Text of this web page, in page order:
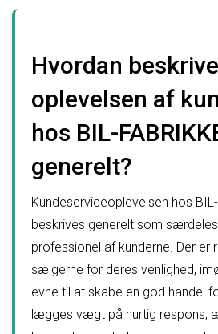
Hvordan
oplevelsen af
hos BIL-
generelt?
Kundeserviceoplevelsen hos
beskrives generelt som
professionel af kunderne. Der er
sælgerne for deres venlighed,
evne til at skabe en god handel
lægges vægt på hurtig respons,